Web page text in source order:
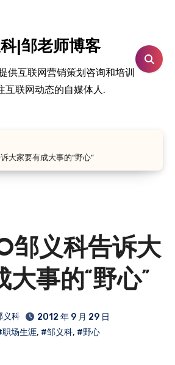
|邹老师博客
供互联网营销策划咨询和培训
互联网动态的自媒体人.
大家要有成大事的“野心”
邹义科告诉大
大事的“野心”
义科
2012 年 9 月 29 日
职场生涯, #邹义科, #野心